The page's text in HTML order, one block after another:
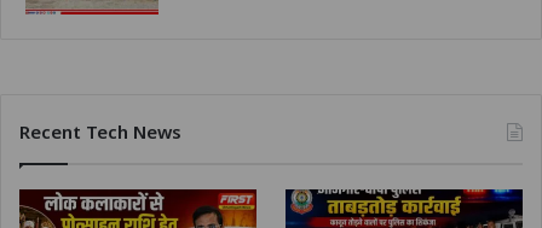
Recent Tech News